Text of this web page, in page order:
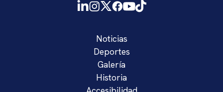
Deportes
Galería
Historia
Accesibilidad